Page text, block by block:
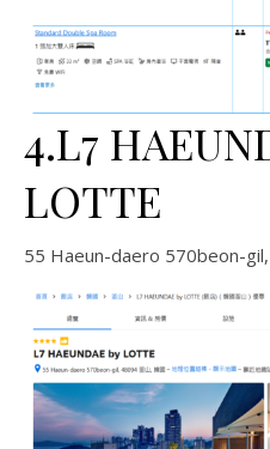
4.L7
LOTTE
55 Haeun-daero 570beon-